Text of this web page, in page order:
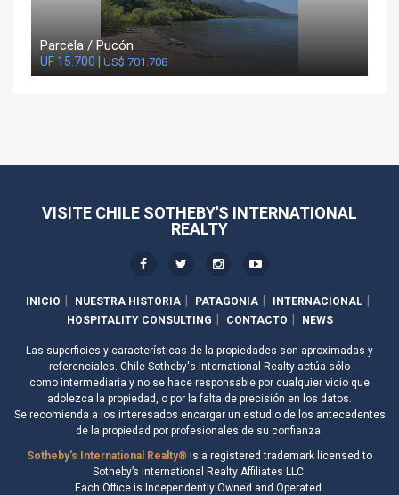
Parcela / Pucón
UF 15.700 | US$ 701.708
VISITE CHILE SOTHEBY'S INTERNATIONAL
REALTY
INICIO NUESTRA HISTORIA PATAGONIA
INTERNACIONAL
HOSPITALITY CONSULTING
CONTACTO NEWS
Las superficies y características de la propiedades son aproximadas y
referenciales. Chile Sotheby's International Realty actúa sólo
como intermediaria y no se hace responsable por cualquier vicio que
adolezca la propiedad, o por la falta de precisión en los datos.
Se recomienda a los interesados encargar un estudio de los antecedentes
de la propiedad por profesionales de su confianza.
Sotheby's International Realty® is a registered trademark licensed to
Sotheby’s International Realty Affiliates LLC.
Each Office is Independently Owned and Operated.